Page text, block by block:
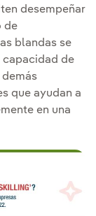
desempeñar
de
blandas se
capacidad de
demás
que ayudan a
en una